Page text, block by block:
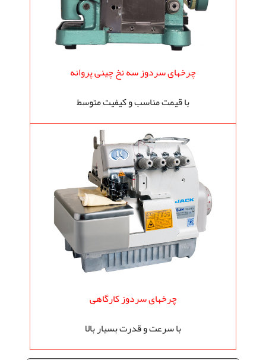
چرخهای سردوز سه نخ چینی پروانه
با قیمت مناسب و کیفیت متوسط
چرخهای سردوز کارگاهی
با سرعت و قدرت بسیار بالا